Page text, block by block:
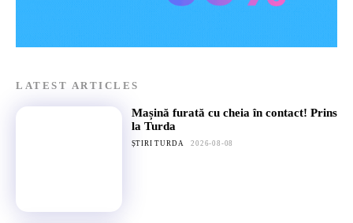
LATEST ARTICLES
Mașină furată cu cheia în contact! Prins
la Turda
ȘTIRI TURDA 2026-08-08